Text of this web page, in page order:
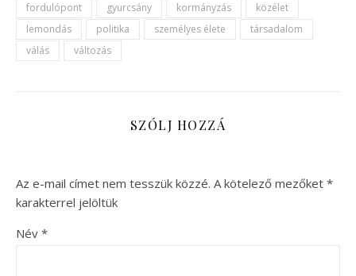
fordulópont gyurcsány kormányzás
közélet
lemondás
politika személyes élete
társadalom
válás
változás
SZÓLJ HOZZÁ
Az e-mail címet nem tesszük közzé. A kötelező mezőket *
karakterrel jelöltük
Név *